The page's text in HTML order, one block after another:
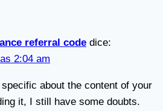
referral code dice:
2:04 am
about the content of your
it, I still have some doubts.